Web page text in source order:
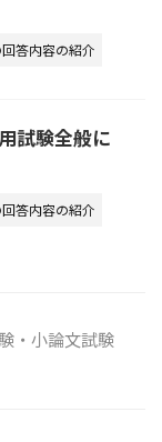
答内容の紹介
試験全般に
答内容の紹介
・小論文試験